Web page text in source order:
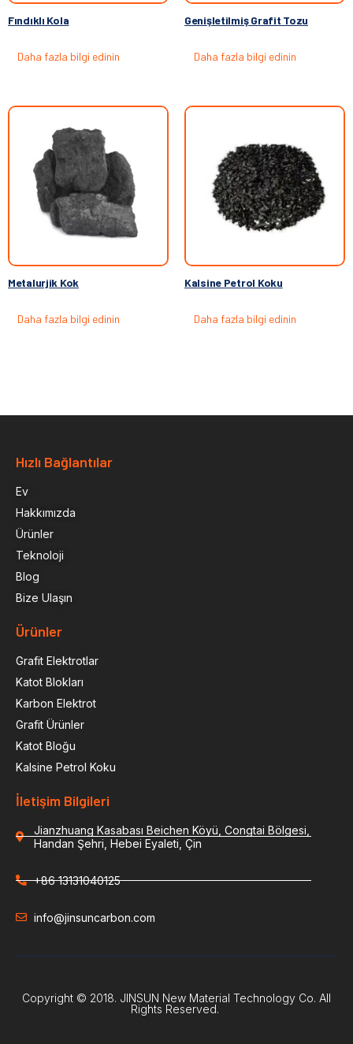
Fındıklı Kola
Daha fazla bilgi edinin
Genişletilmiş Grafit Tozu
Daha fazla bilgi edinin
Metalurjik Kok
Daha fazla bilgi edinin
Kalsine Petrol Koku
Daha fazla bilgi edinin
Hızlı Bağlantılar
Ev
Hakkımızda
Ürünler
Teknoloji
Blog
Bize Ulaşın
Ürünler
Grafit Elektrotlar
Katot Blokları
Karbon Elektrot
Grafit Ürünler
Katot Bloğu
Kalsine Petrol Koku
İletişim Bilgileri
Jianzhuang Kasabası Beichen Köyü, Congtai Bölgesi,
Handan Şehri, Hebei Eyaleti, Çin
+86 13131040125
info@jinsuncarbon.com
Copyright © 2018. JINSUN New Material Technology Co. All
Rights Reserved.